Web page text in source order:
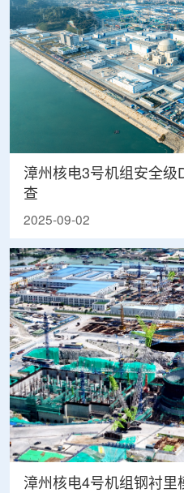
漳州核电3号机组安全级
查
2025-09-02
漳州核电4号机组钢衬里